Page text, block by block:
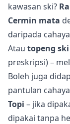
kawasan ski?
Cermin mata
daripada
Atau topeng ski
preskripsi) –
Boleh juga
pantulan
Topi – jika
dipakai tanpa